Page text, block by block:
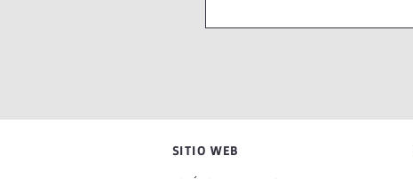
SITIO WEB